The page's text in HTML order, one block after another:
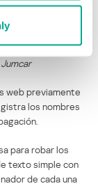
Es una de las
web previamente
los nombres
para robar los
texto simple con
de cada una